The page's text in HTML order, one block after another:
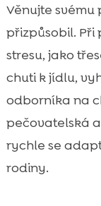
Věnujte svému
přizpůsobil. Při
stresu, jako
chuti k jídlu,
odborníka na
pečovatelská
rychle se
rodiny.